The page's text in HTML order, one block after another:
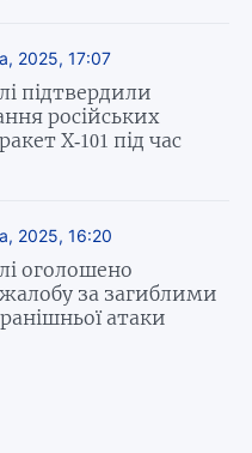
2025, 17:07
підтвердили
російських
Х-101 під час
2025, 16:20
оголошено
за загиблими
атаки